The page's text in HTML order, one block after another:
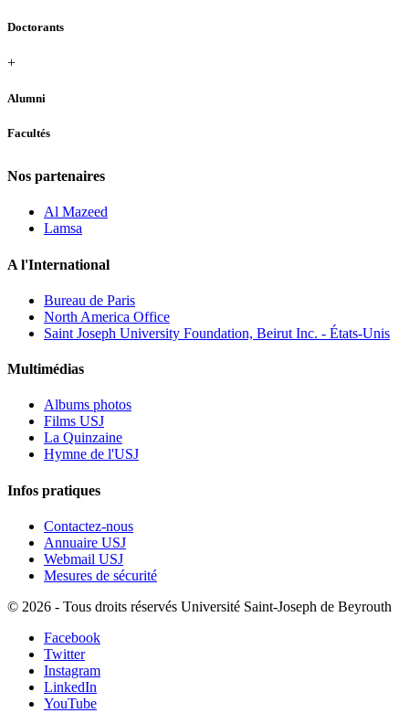
Doctorants
+
Alumni
Facultés
Nos partenaires
Al Mazeed
Lamsa
A l'International
Bureau de Paris
North America Office
Saint Joseph University Foundation, Beirut Inc. - États-Unis
Multimédias
Albums photos
Films USJ
La Quinzaine
Hymne de l'USJ
Infos pratiques
Contactez-nous
Annuaire USJ
Webmail USJ
Mesures de sécurité
© 2026 - Tous droits réservés Université Saint-Joseph de Beyrouth
Facebook
Twitter
Instagram
LinkedIn
YouTube